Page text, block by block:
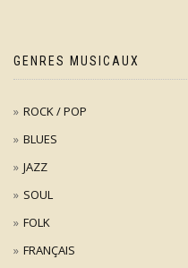
GENRES MUSICAUX
ROCK / POP
BLUES
JAZZ
SOUL
FOLK
FRANÇAIS